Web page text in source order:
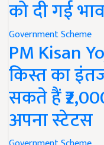
को दी गई
Government Scheme
PM Kisan
किस्त का
सकते हैं
अपना स्टेटस